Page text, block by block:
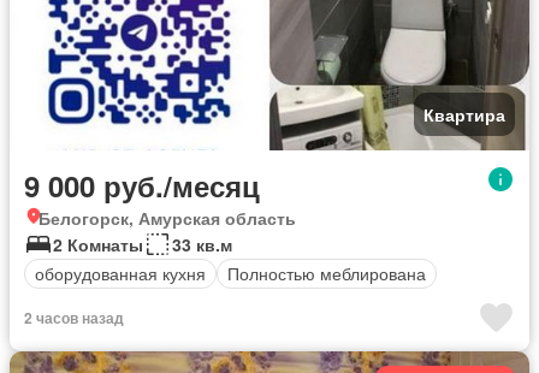
Квартира
9 000 руб./месяц
Белогорск, Амурская область
2 Комнаты
33 кв.м
оборудованная кухня
Полностью меблирована
2 часов назад